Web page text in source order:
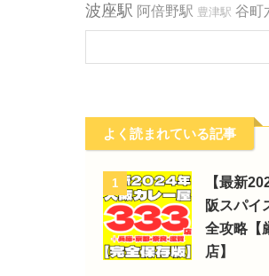
波座駅 阿倍野駅 豊津駅 谷町
よく読まれている記事
1
【最新
阪スパイ
全攻略【
店】